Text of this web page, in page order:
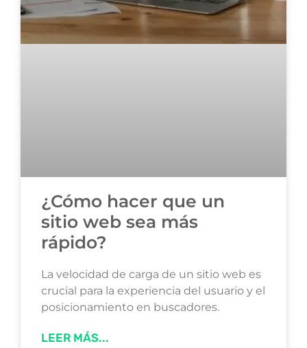
¿Cómo hacer que un
sitio web sea más
rápido?
La velocidad de carga de un sitio web es
crucial para la experiencia del usuario y el
posicionamiento en buscadores.
LEER MÁS...